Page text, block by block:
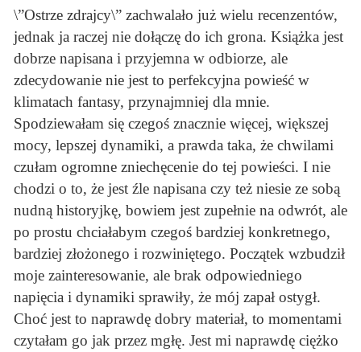
\”Ostrze zdrajcy\” zachwalało już wielu recenzentów,
jednak ja raczej nie dołączę do ich grona. Książka jest
dobrze napisana i przyjemna w odbiorze, ale
zdecydowanie nie jest to perfekcyjna powieść w
klimatach fantasy, przynajmniej dla mnie.
Spodziewałam się czegoś znacznie więcej, większej
mocy, lepszej dynamiki, a prawda taka, że chwilami
czułam ogromne zniechęcenie do tej powieści. I nie
chodzi o to, że jest źle napisana czy też niesie ze sobą
nudną historyjkę, bowiem jest zupełnie na odwrót, ale
po prostu chciałabym czegoś bardziej konkretnego,
bardziej złożonego i rozwiniętego. Początek wzbudził
moje zainteresowanie, ale brak odpowiedniego
napięcia i dynamiki sprawiły, że mój zapał ostygł.
Choć jest to naprawdę dobry materiał, to momentami
czytałam go jak przez mgłę. Jest mi naprawdę ciężko